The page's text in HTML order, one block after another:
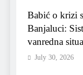
Babić o krizi
Banjaluci:
vanredna
July 30, 2026